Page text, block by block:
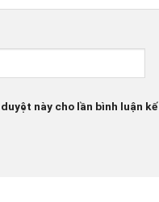
này cho lần bình luận